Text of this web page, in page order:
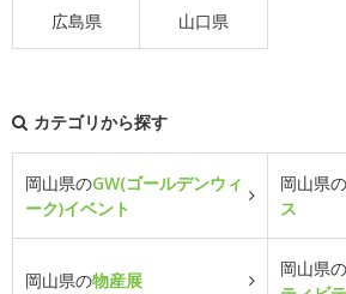
広島県 山口県
カテゴリから探す
岡山県のGW(ゴールデンウィ
ーク)イベント
岡山県の
ス
岡山県の物産展
岡山県の